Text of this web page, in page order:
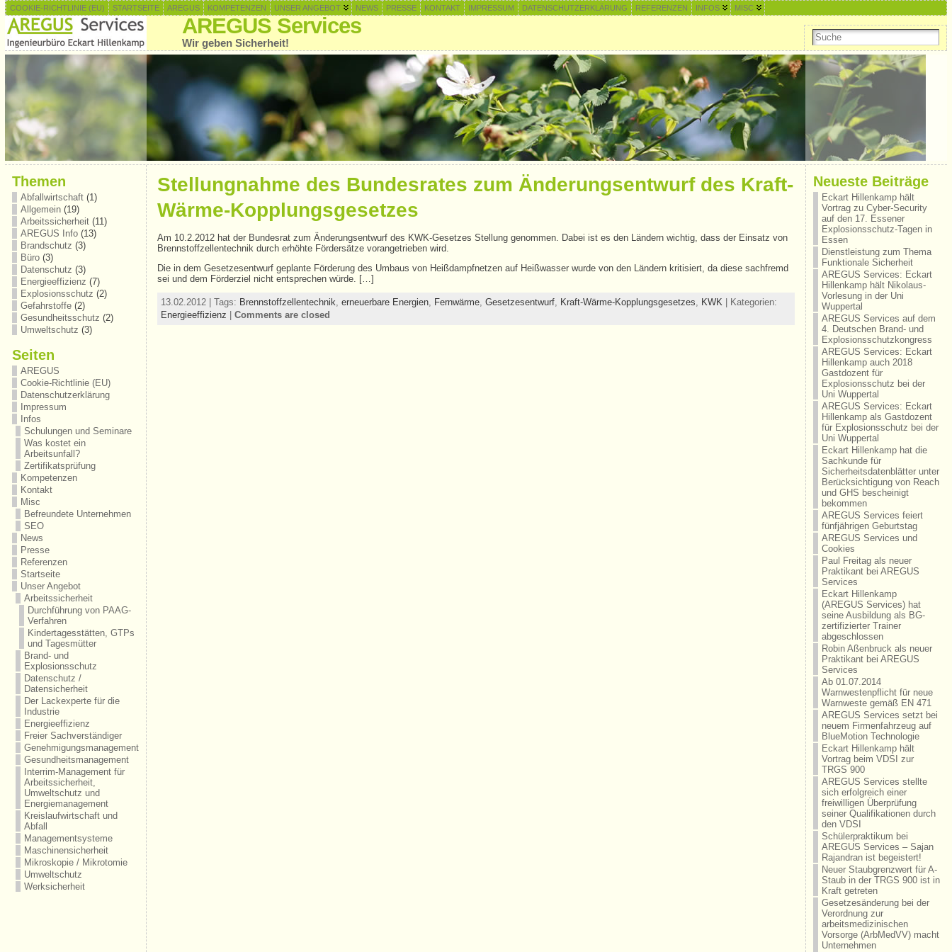
COOKIE-RICHTLINIE (EU) STARTSEITE AREGUS KOMPETENZEN UNSER ANGEBOT NEWS PRESSE KONTAKT IMPRESSUM DATENSCHUTZERKLÄRUNG REFERENZEN INFOS MISC
AREGUS Services
Wir geben Sicherheit!
Themen
Abfallwirtschaft(1)
Allgemein(19)
Arbeitssicherheit(11)
AREGUS Info(13)
Brandschutz (3)
Büro(3)
Datenschutz (3)
Energieeffizienz (7)
Explosionsschutz (2)
Gefahrstoffe(2)
Gesundheitsschutz (2)
Umweltschutz (3)
Seiten
AREGUS
Cookie-Richtlinie (EU)
Datenschutzerklärung
Impressum
Infos
Schulungen und Seminare
Was kostet ein
Arbeitsunfall?
Zertifikatsprüfung
Kompetenzen
Kontakt
Misc
Befreundete Unternehmen
SEO
News
Presse
Referenzen
Startseite
Unser Angebot
Arbeitssicherheit
Durchführung von PAAG-
Verfahren
Kindertagesstätten, GTPs
und Tagesmütter
Brand- und
Explosionsschutz
Datenschutz /
Datensicherheit
Der Lackexperte für die
Industrie
Energieeffizienz
Freier Sachverständiger
Genehmigungsmanagement
Gesundheitsmanagement
Interrim-Management für
Arbeitssicherheit,
Umweltschutz und
Energiemanagement
Kreislaufwirtschaft und
Abfall
Managementsysteme
Maschinensicherheit
Mikroskopie / Mikrotomie
Umweltschutz
Werksicherheit
Stellungnahme des Bundesrates zum Änderungsentwurf des Kraft-
Wärme-Kopplungsgesetzes
Am 10.2.2012 hat der Bundesrat zum Änderungsentwurf des KWK-Gesetzes Stellung genommen. Dabei ist es den Ländern wichtig, dass der Einsatz von
Brennstoffzellentechnik durch erhöhte Fördersätze vorangetrieben wird.
Die in dem Gesetzesentwurf geplante Förderung des Umbaus von Heißdampfnetzen auf Heißwasser wurde von den Ländern kritisiert, da diese sachfremd
sei und dem Förderziel nicht entsprechen würde. […]
13.02.2012 | Tags: Brennstoffzellentechnik, erneuerbare Energien, Fernwärme, Gesetzesentwurf, Kraft-Wärme-Kopplungsgesetzes, KWK| Kategorien:
Energieeffizienz
Comments are closed
Neueste Beiträge
Eckart Hillenkamp hält
Vortrag zu Cyber-Security
auf den 17. Essener
Explosionsschutz-Tagen in
Essen
Dienstleistung zum Thema
Funktionale Sicherheit
AREGUS Services: Eckart
Hillenkamp hält Nikolaus-
Vorlesung in der Uni
Wuppertal
AREGUS Services auf dem
4. Deutschen Brand- und
Explosionsschutzkongress
AREGUS Services: Eckart
Hillenkamp auch 2018
Gastdozent für
Explosionsschutz bei der
Uni Wuppertal
AREGUS Services: Eckart
Hillenkamp als Gastdozent
für Explosionsschutz bei der
Uni Wuppertal
Eckart Hillenkamp hat die
Sachkunde für
Sicherheitsdatenblätter unter
Berücksichtigung von Reach
und GHS bescheinigt
bekommen
AREGUS Services feiert
fünfjährigen Geburtstag
AREGUS Services und
Cookies
Paul Freitag als neuer
Praktikant bei AREGUS
Services
Eckart Hillenkamp
(AREGUS Services) hat
seine Ausbildung als BG-
zertifizierter Trainer
abgeschlossen
Robin Aßenbruck als neuer
Praktikant bei AREGUS
Services
Ab 01.07.2014
Warnwestenpflicht für neue
Warnweste gemäß EN 471
AREGUS Services setzt bei
neuem Firmenfahrzeug auf
BlueMotion Technologie
Eckart Hillenkamp hält
Vortrag beim VDSI zur
TRGS 900
AREGUS Services stellte
sich erfolgreich einer
freiwilligen Überprüfung
seiner Qualifikationen durch
den VDSI
Schülerpraktikum bei
AREGUS Services – Sajan
Rajandran ist begeistert!
Neuer Staubgrenzwert für A-
Staub in der TRGS 900 ist in
Kraft getreten
Gesetzesänderung bei der
Verordnung zur
arbeitsmedizinischen
Vorsorge (ArbMedVV) macht
Unternehmen